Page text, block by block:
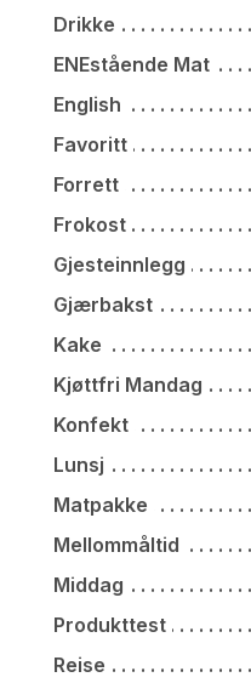
Drikke
ENEstående Mat
English
Favoritt
Forrett
Frokost
Gjesteinnlegg
Gjærbakst
Kake
Kjøttfri Mandag
Konfekt
Lunsj
Matpakke
Mellommåltid
Middag
Produkttest
Reise